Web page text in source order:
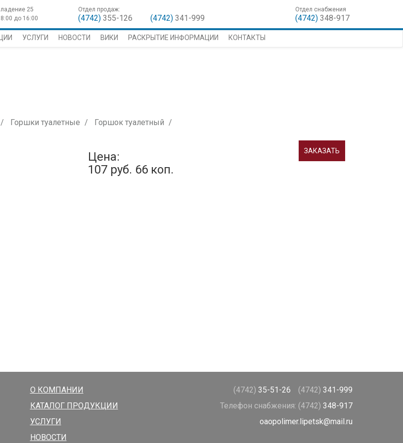
25
до 16:00
Отдел продаж:
(4742) 355-126 (4742) 341-999
Отдел снабжения
(4742)348-917
УСЛУГИ НОВОСТИ ВИКИ РАСКРЫТИЕ ИНФОРМАЦИИ КОНТАКТЫ
Горшки туалетные Горшок туалетный
Цена:
107 руб. 66 коп.
ЗАКАЗАТЬ
О КОМПАНИИ
КАТАЛОГ ПРОДУКЦИИ
УСЛУГИ
НОВОСТИ
(4742) 35-51-26 (4742) 341-999
Телефон снабжения: (4742) 348-917
oaopolimer.lipetsk@mail.ru